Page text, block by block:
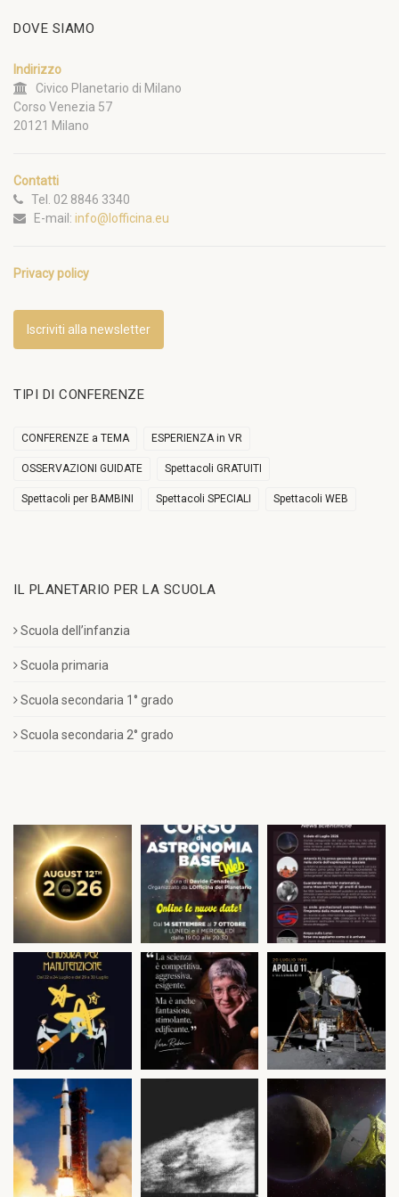
DOVE SIAMO
Indirizzo
Civico Planetario di Milano
Corso Venezia 57
20121 Milano
Contatti
Tel. 02 8846 3340
E-mail: info@lofficina.eu
Privacy policy
Iscriviti alla newsletter
TIPI DI CONFERENZE
CONFERENZE a TEMA ESPERIENZA in VR
OSSERVAZIONI GUIDATE Spettacoli GRATUITI
Spettacoli per BAMBINI Spettacoli SPECIALI Spettacoli WEB
IL PLANETARIO PER LA SCUOLA
Scuola dell’infanzia
Scuola primaria
Scuola secondaria 1° grado
Scuola secondaria 2° grado